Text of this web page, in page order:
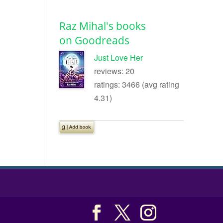
Raz Mihal's books
on Goodreads
Just Love Her
reviews: 20
ratings: 3466 (avg rating
4.31)